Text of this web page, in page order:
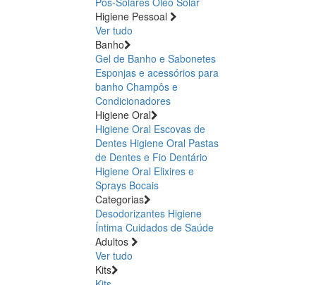
Higiene Pessoal
Ver tudo
Banho
Gel de Banho e Sabonetes
Esponjas e acessórios para
banho Champôs e
Condicionadores
Higiene Oral
Higiene Oral Escovas de
Dentes Higiene Oral Pastas
de Dentes e Fio Dentário
Higiene Oral Elixires e
Sprays Bocais
Categorias
Desodorizantes Higiene
Íntima Cuidados de Saúde
Adultos
Ver tudo
Kits